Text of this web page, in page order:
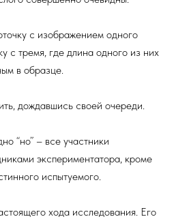
с изображением одного
с тремя, где длина одного из них
в образце.
дождавшись своей очереди.
“но” – все участники
экспериментатора, кроме
испытуемого.
хода исследования. Его